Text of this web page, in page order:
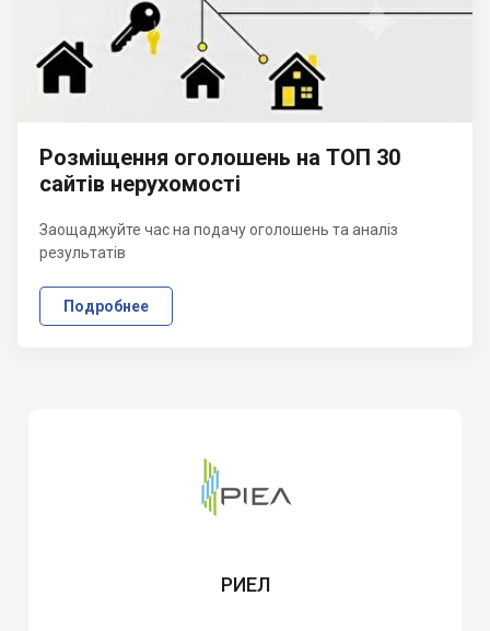
Розміщення оголошень на ТОП 30
сайтів нерухомості
Заощаджуйте час на подачу оголошень та аналіз
результатів
Подробнее
РИЕЛ